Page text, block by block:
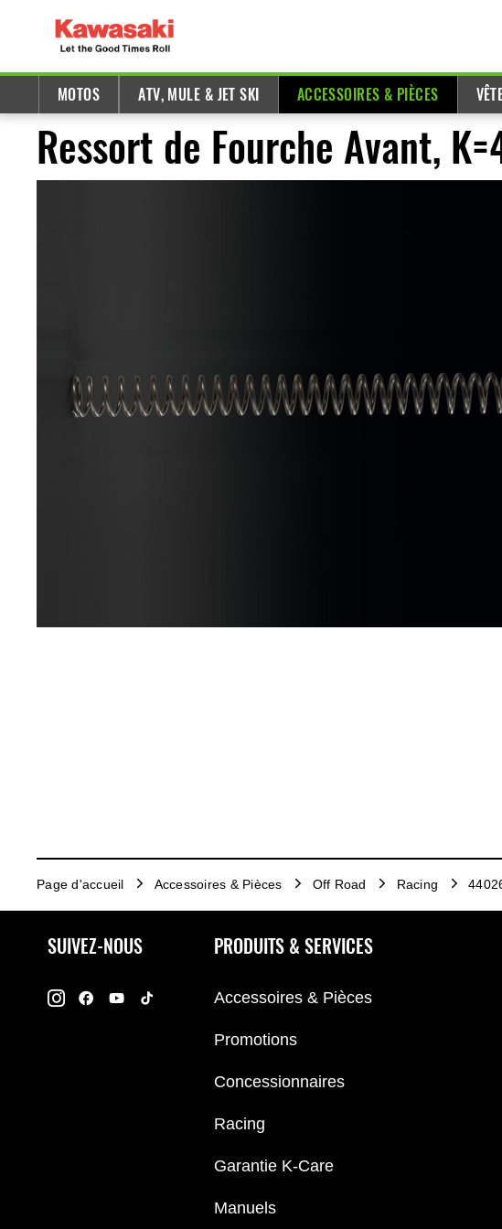
MOTOS ATV, MULE & JET SKI ACCESSOIRES & PIÈCES
Ressort de Fourche Avant,
Page d'accueil Accessoires & Pièces Off Road Racing
SUIVEZ-NOUS PRODUITS & SERVICES
Accessoires & Pièces
Promotions
Concessionnaires
Racing
Garantie K-Care
Manuels